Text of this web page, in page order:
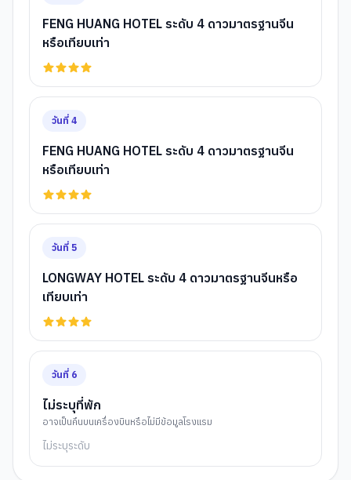
FENG HUANG HOTEL ระดับ 4 ดาวมาตรฐานจีน
หรือเทียบเท่า
วันที่ 4
FENG HUANG HOTEL ระดับ 4 ดาวมาตรฐานจีน
หรือเทียบเท่า
วันที่ 5
LONGWAY HOTEL ระดับ 4 ดาวมาตรฐานจีนหรือ
เทียบเท่า
วันที่ 6
ไม่ระบุที่พัก
อาจเป็นคืนบนเครื่องบินหรือไม่มีข้อมูลโรงแรม
ไม่ระบุระดับ